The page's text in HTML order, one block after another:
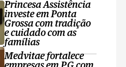
Princesa Assistência
investe em Ponta
Grossa com tradição
e cuidado com as
famílias
Medvitae fortalece